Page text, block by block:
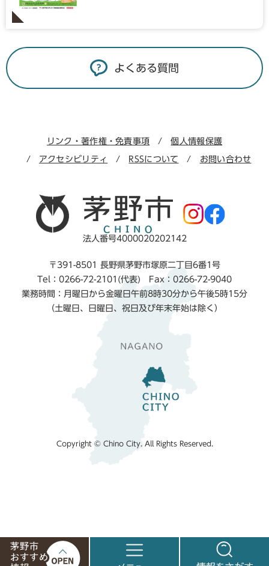
よくある質問
リンク・著作権・免責事項 個人情報保護
アクセシビリティ RSSについて お問い合わせ
法人番号4000020202142
〒391-8501 長野県茅野市塚原二丁目6番1号
Tel：0266-72-2101(代表) Fax：0266-72-9040
業務時間：月曜日から金曜日午前8時30分から午後5時15分
（土曜日、日曜日、祝日及び年末年始は除く）
Copyright © Chino City. All Rights Reserved.